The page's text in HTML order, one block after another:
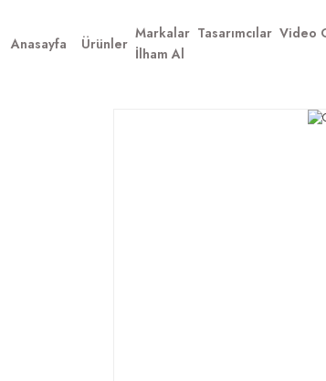
Anasayfa
Ürünler
Markalar Tasarımcılar Video
İlham Al